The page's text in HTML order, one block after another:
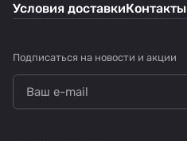
Условия доставкиКонтакты
Подписаться на новости и акции